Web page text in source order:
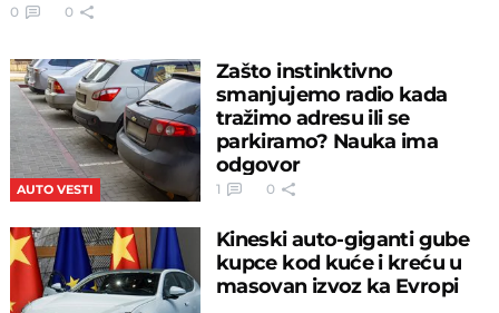
0 0
AUTO VESTI
Zašto instinktivno
smanjujemo radio kada
tražimo adresu ili se
parkiramo? Nauka ima
odgovor
1 0
Kineski auto-giganti gube
kupce kod kuće i kreću u
masovan izvoz ka Evropi